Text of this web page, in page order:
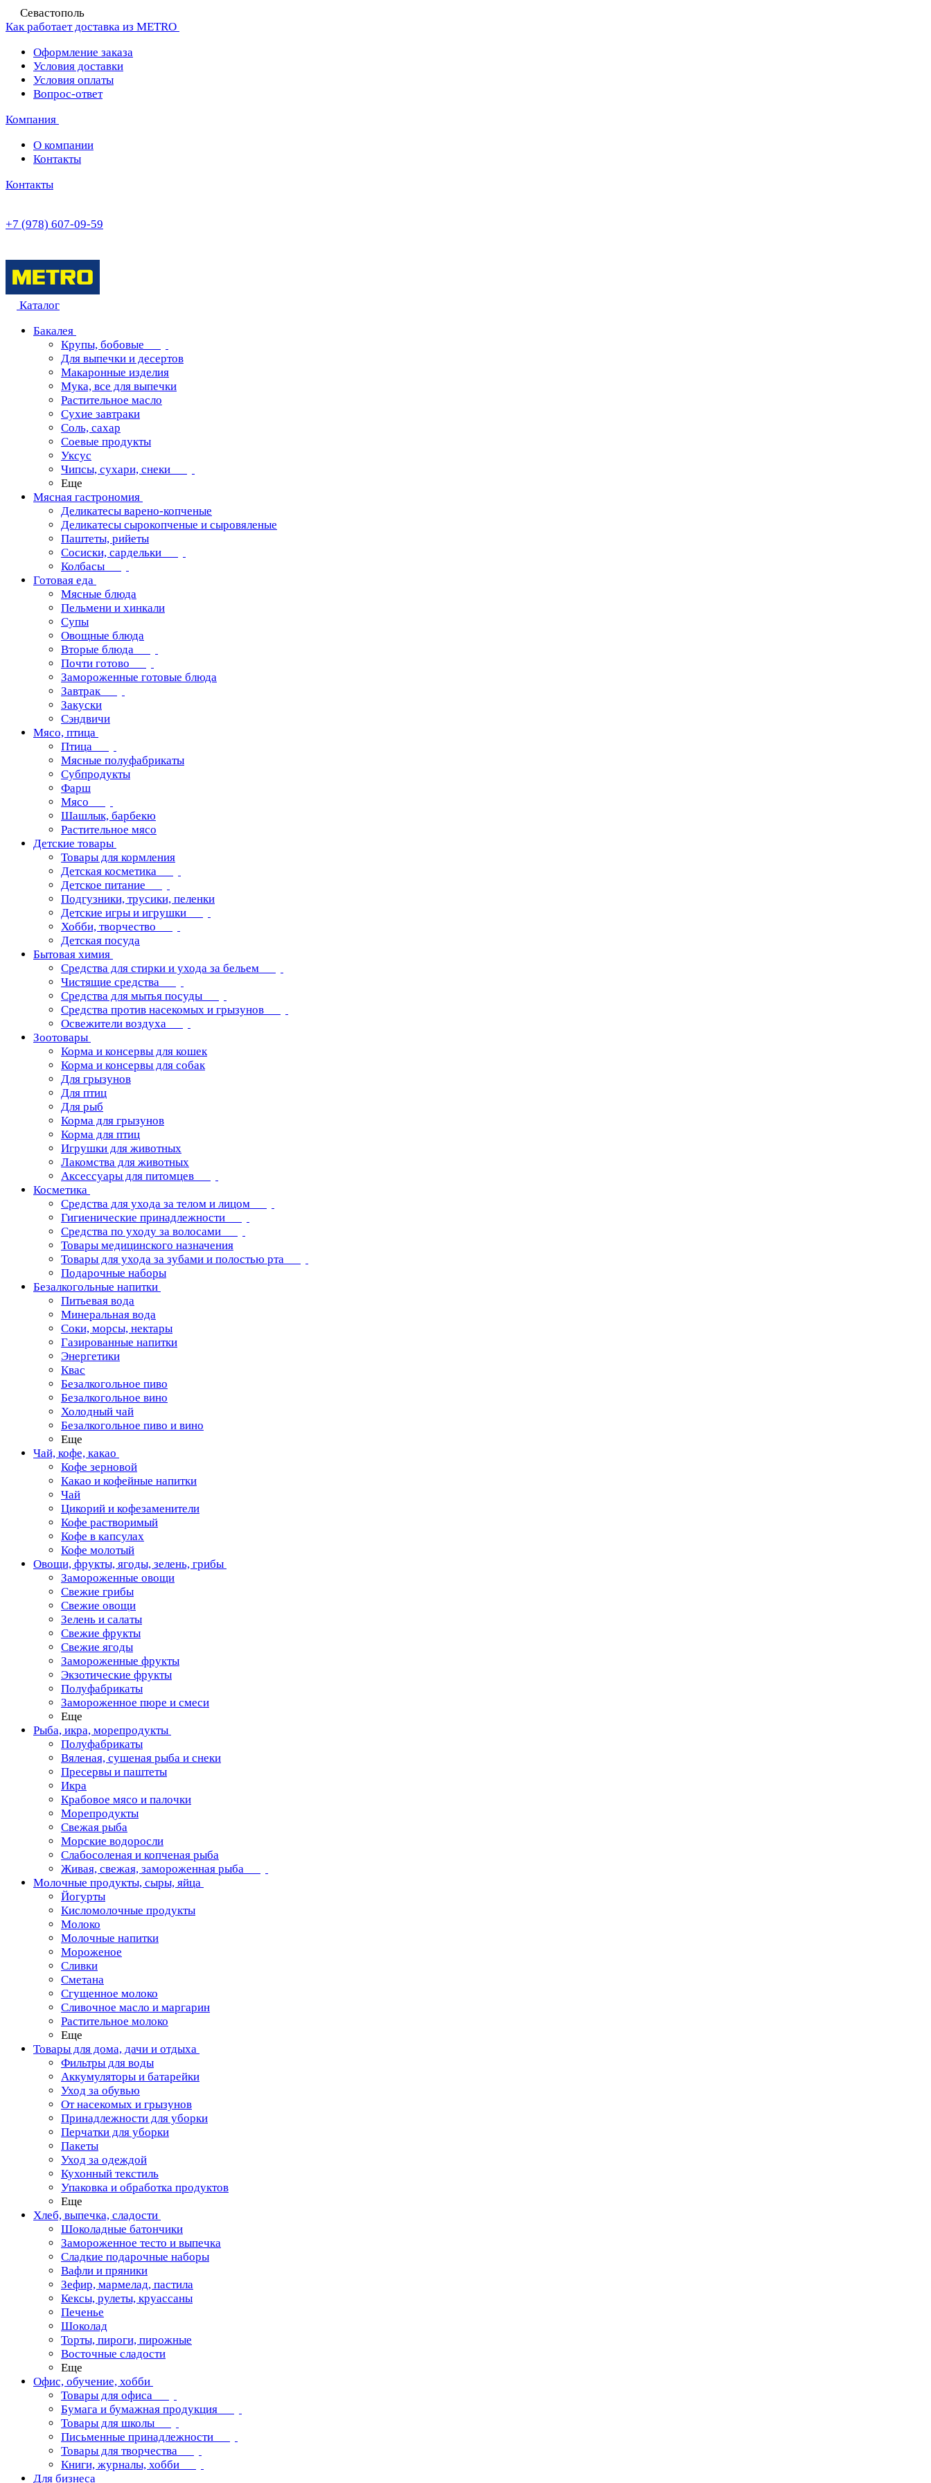
Севастополь
Как работает доставка из METRO
Оформление заказа
Условия доставки
Условия оплаты
Вопрос-ответ
Компания
О компании
Контакты
Контакты
+7 (978) 607-09-59
Каталог
Бакалея
Крупы, бобовые
Для выпечки и десертов
Макаронные изделия
Мука, все для выпечки
Растительное масло
Сухие завтраки
Соль, сахар
Соевые продукты
Уксус
Чипсы, сухари, снеки
Еще
Мясная гастрономия
Деликатесы варено-копченые
Деликатесы сырокопченые и сыровяленые
Паштеты, рийеты
Сосиски, сардельки
Колбасы
Готовая еда
Мясные блюда
Пельмени и хинкали
Супы
Овощные блюда
Вторые блюда
Почти готово
Замороженные готовые блюда
Завтрак
Закуски
Сэндвичи
Мясо, птица
Птица
Мясные полуфабрикаты
Субпродукты
Фарш
Мясо
Шашлык, барбекю
Растительное мясо
Детские товары
Товары для кормления
Детская косметика
Детское питание
Подгузники, трусики, пеленки
Детские игры и игрушки
Хобби, творчество
Детская посуда
Бытовая химия
Средства для стирки и ухода за бельем
Чистящие средства
Средства для мытья посуды
Средства против насекомых и грызунов
Освежители воздуха
Зоотовары
Корма и консервы для кошек
Корма и консервы для собак
Для грызунов
Для птиц
Для рыб
Корма для грызунов
Корма для птиц
Игрушки для животных
Лакомства для животных
Аксессуары для питомцев
Косметика
Средства для ухода за телом и лицом
Гигиенические принадлежности
Средства по уходу за волосами
Товары медицинского назначения
Товары для ухода за зубами и полостью рта
Подарочные наборы
Безалкогольные напитки
Питьевая вода
Минеральная вода
Соки, морсы, нектары
Газированные напитки
Энергетики
Квас
Безалкогольное пиво
Безалкогольное вино
Холодный чай
Безалкогольное пиво и вино
Еще
Чай, кофе, какао
Кофе зерновой
Какао и кофейные напитки
Чай
Цикорий и кофезаменители
Кофе растворимый
Кофе в капсулах
Кофе молотый
Овощи, фрукты, ягоды, зелень, грибы
Замороженные овощи
Свежие грибы
Свежие овощи
Зелень и салаты
Свежие фрукты
Свежие ягоды
Замороженные фрукты
Экзотические фрукты
Полуфабрикаты
Замороженное пюре и смеси
Еще
Рыба, икра, морепродукты
Полуфабрикаты
Вяленая, сушеная рыба и снеки
Пресервы и паштеты
Икра
Крабовое мясо и палочки
Морепродукты
Свежая рыба
Морские водоросли
Слабосоленая и копченая рыба
Живая, свежая, замороженная рыба
Молочные продукты, сыры, яйца
Йогурты
Кисломолочные продукты
Молоко
Молочные напитки
Мороженое
Сливки
Сметана
Сгущенное молоко
Сливочное масло и маргарин
Растительное молоко
Еще
Товары для дома, дачи и отдыха
Фильтры для воды
Аккумуляторы и батарейки
Уход за обувью
От насекомых и грызунов
Принадлежности для уборки
Перчатки для уборки
Пакеты
Уход за одеждой
Кухонный текстиль
Упаковка и обработка продуктов
Еще
Хлеб, выпечка, сладости
Шоколадные батончики
Замороженное тесто и выпечка
Сладкие подарочные наборы
Вафли и пряники
Зефир, мармелад, пастила
Кексы, рулеты, круассаны
Печенье
Шоколад
Торты, пироги, пирожные
Восточные сладости
Еще
Офис, обучение, хобби
Товары для офиса
Бумага и бумажная продукция
Товары для школы
Письменные принадлежности
Товары для творчества
Книги, журналы, хобби
Для бизнеса